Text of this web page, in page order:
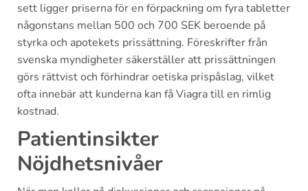
sett ligger priserna för en förpackning om fyra tabletter
någonstans mellan 500 och 700 SEK beroende på
styrka och apotekets prissättning. Föreskrifter från
svenska myndigheter säkerställer att prissättningen
görs rättvist och förhindrar oetiska prispåslag, vilket
ofta innebär att kunderna kan få Viagra till en rimlig
kostnad.
Patientinsikter
Nöjdhetsnivåer